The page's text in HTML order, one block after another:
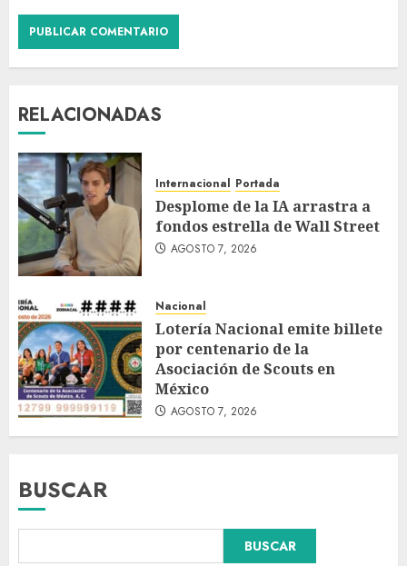
RELACIONADAS
Internacional Portada
Desplome de la IA arrastra a
fondos estrella de Wall Street
AGOSTO 7, 2026
Nacional
Lotería Nacional emite billete
por centenario de la
Asociación de Scouts en
México
AGOSTO 7, 2026
BUSCAR
BUSCAR
Hijos de presidentes bajo